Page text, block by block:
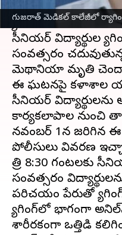
గుజరాత్ మెడికల్ కాలేజీలో
గుజరాత్రాష్ట్రం
ర్యాగింగ్ కారణంగా ఓ
సీనియర్ విద్యార్థుల
సంవత్సరం
మెథానియా మృతి
ఈ ఘటనపై కళాశాల
సీనియర్ విద్యార్థులను
కార్యకలాపాల నుంచి
నవంబర్ 1న జరిగిన
పోలీసులు వివరణ
రాత్రి 8:30 గంటలకు
సంవత్సరం
పరిచయం పేరుతో
ర్యాగింగ్‌లో భాగంగా
శారీరకంగా ఒత్తిడి